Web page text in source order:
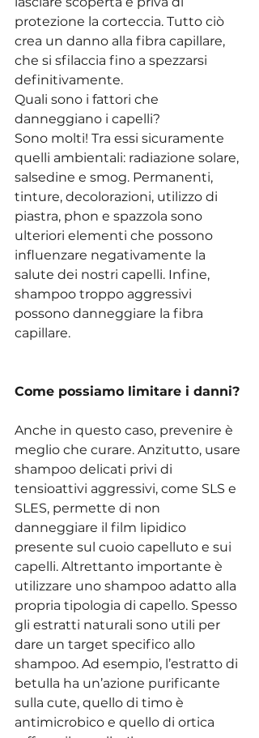
protezione la corteccia. Tutto ciò
crea un danno alla fibra capillare,
che si sfilaccia fino a spezzarsi
definitivamente.
Quali sono i fattori che
danneggiano i capelli?
Sono molti! Tra essi sicuramente
quelli ambientali: radiazione solare,
salsedine e smog. Permanenti,
tinture, decolorazioni, utilizzo di
piastra, phon e spazzola sono
ulteriori elementi che possono
influenzare negativamente la
salute dei nostri capelli. Infine,
shampoo troppo aggressivi
possono danneggiare la fibra
capillare.
Come possiamo limitare i danni?
Anche in questo caso, prevenire è
meglio che curare. Anzitutto, usare
shampoo delicati privi di
tensioattivi aggressivi, come SLS e
SLES, permette di non
danneggiare il film lipidico
presente sul cuoio capelluto e sui
capelli. Altrettanto importante è
utilizzare uno shampoo adatto alla
propria tipologia di capello. Spesso
gli estratti naturali sono utili per
dare un target specifico allo
shampoo. Ad esempio, l’estratto di
betulla ha un’azione purificante
sulla cute, quello di timo è
antimicrobico e quello di ortica